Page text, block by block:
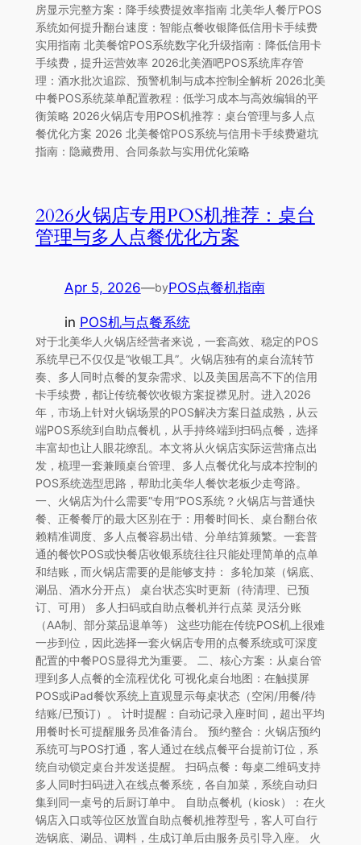
房显示完整方案：降手续费提效率指南 北美华人餐厅POS
系统如何提升翻台速度：智能点餐收银降低信用卡手续费
实用指南 北美餐馆POS系统数字化升级指南：降低信用卡
手续费，提升运营效率 2026北美酒吧POS系统库存管
理：酒水批次追踪、预警机制与成本控制全解析 2026北美
中餐POS系统菜单配置教程：低学习成本与高效编辑的平
衡策略 2026火锅店专用POS机推荐：桌台管理与多人点
餐优化方案 2026 北美餐馆POS系统与信用卡手续费避坑
指南：隐藏费用、合同条款与实用优化策略
2026火锅店专用POS机推荐：桌台
管理与多人点餐优化方案
Apr 5, 2026—byPOS点餐机指南
in POS机与点餐系统
对于北美华人火锅店经营者来说，一套高效、稳定的POS
系统早已不仅仅是“收银工具”。火锅店独有的桌台流转节
奏、多人同时点餐的复杂需求、以及美国居高不下的信用
卡手续费，都让传统餐饮收银方案捉襟见肘。进入2026
年，市场上针对火锅场景的POS解决方案日益成熟，从云
端POS系统到自助点餐机，从手持终端到扫码点餐，选择
丰富却也让人眼花缭乱。本文将从火锅店实际运营痛点出
发，梳理一套兼顾桌台管理、多人点餐优化与成本控制的
POS系统选型思路，帮助北美华人餐饮老板少走弯路。
一、火锅店为什么需要“专用”POS系统？火锅店与普通快
餐、正餐餐厅的最大区别在于：用餐时间长、桌台翻台依
赖精准调度、多人点餐容易出错、分单结算频繁。一套普
通的餐饮POS或快餐店收银系统往往只能处理简单的点单
和结账，而火锅店需要的是能够支持： 多轮加菜（锅底、
涮品、酒水分开点） 桌台状态实时更新（待清理、已预
订、可用） 多人扫码或自助点餐机并行点菜 灵活分账
（AA制、部分菜品退单等） 这些功能在传统POS机上很难
一步到位，因此选择一套火锅店专用的点餐系统或可深度
配置的中餐POS显得尤为重要。 二、核心方案：从桌台管
理到多人点餐的全流程优化 可视化桌台地图：在触摸屏
POS或iPad餐饮系统上直观显示每桌状态（空闲/用餐/待
结账/已预订）。 计时提醒：自动记录入座时间，超出平均
用餐时长可提醒服务员准备清台。 预约整合：火锅店预约
系统可与POS打通，客人通过在线点餐平台提前订位，系
统自动锁定桌台并发送提醒。 扫码点餐：每桌二维码支持
多人同时扫码进入在线点餐系统，各自加菜，系统自动归
集到同一桌号的后厨订单中。 自助点餐机（kiosk）：在火
锅店入口或等位区放置自助点餐机推荐型号，客人可自行
选锅底、涮品、调料，生成订单后由服务员引导入座。 火